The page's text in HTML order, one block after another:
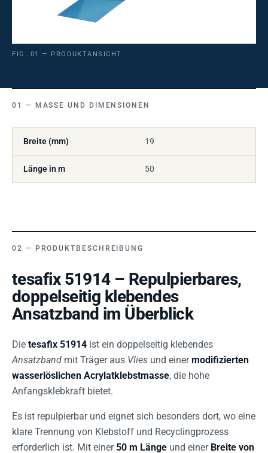
FIG. 01 — PRODUKTANSICHT
MASSE UND DIMENSIONEN
Breite (mm) 19
Länge in m 50
PRODUKTBESCHREIBUNG
tesafix 51914 – Repulpierbares,
doppelseitig klebendes
Ansatzband im Überblick
Die tesafix 51914 ist ein doppelseitig klebendes
Ansatzband mit Träger aus Vlies und einermodifizierten
wasserlöslichen Acrylatklebstmasse, die hohe
Anfangsklebkraft bietet.
Es ist repulpierbar und eignet sich besonders dort, wo eine
klare Trennung von Klebstoff und Recyclingprozess
erforderlich ist. Mit einer50 m Länge und einer Breite von